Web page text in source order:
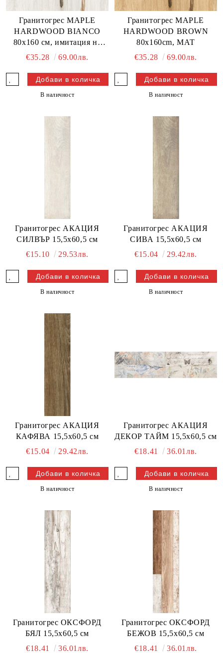
Гранитогрес MAPLE
HARDWOOD BIANCO
80x160 см, имитация на
дърво
€35.28 69.00лв.
В наличност
Гранитогрес MAPLE
HARDWOOD BROWN
80x160cm, МАТ
€35.28
69.00лв.
В наличност
Гранитогрес АКАЦИЯ
СИЛВЪР 15,5x60,5 см
€15.10
29.53лв.
В наличност
Гранитогрес АКАЦИЯ
СИВА 15,5x60,5 см
€15.04
29.42лв.
В наличност
Гранитогрес АКАЦИЯ
КАФЯВА 15,5x60,5 см
€15.04
29.42лв.
В наличност
Гранитогрес АКАЦИЯ
ДЕКОР ТАЙМ 15,5x60,5 см
€18.41
36.01лв.
В наличност
Гранитогрес ОКСФОРД
БЯЛ 15,5x60,5 см
€18.41
36.01лв.
Гранитогрес ОКСФОРД
БЕЖОВ 15,5x60,5 см
€18.41
36.01лв.